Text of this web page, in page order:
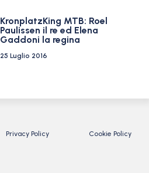
KronplatzKing MTB: Roel
Paulissen il re ed Elena
Gaddoni la regina
25 Luglio 2016
Privacy Policy Cookie Policy